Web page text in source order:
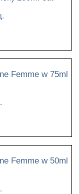
Femme w 75ml
Femme w 50ml